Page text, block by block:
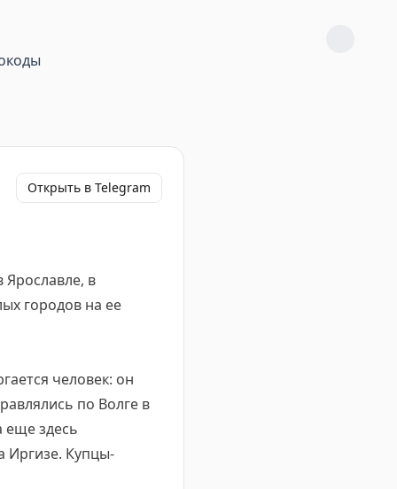
Открыть в Telegram
Ярославле, в
городов на ее
человек: он
по Волге в
еще здесь
Иргизе. Купцы-